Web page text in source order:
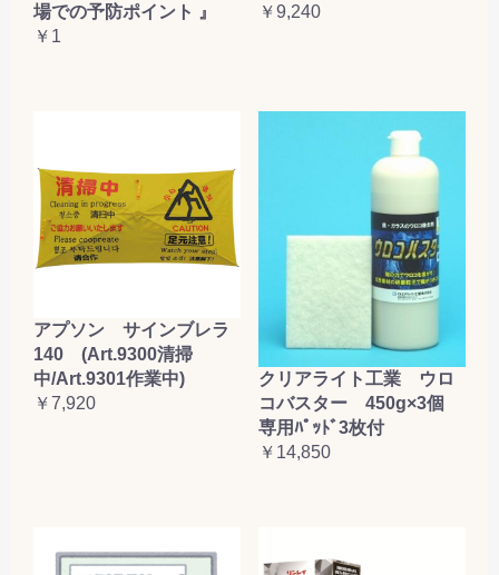
場での予防ポイント 』
￥1
￥9,240
アプソン サインブレラ
140 (Art.9300清掃
中/Art.9301作業中)
￥7,920
クリアライト工業 ウロ
コバスター 450g×3個
専用ﾊﾟｯﾄﾞ3枚付
￥14,850